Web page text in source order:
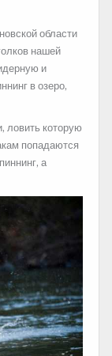
области
нашей
и
в озеро,
ловить которую
попадаются
а